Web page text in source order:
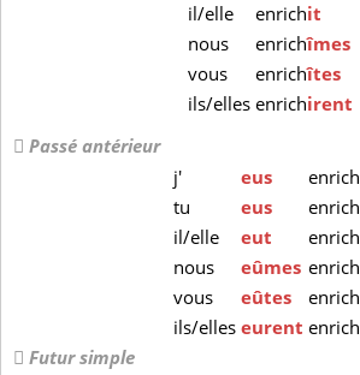
il/elle
enrichit
nous
enrichîmes
vous
enrichîtes
ils/elles enrichirent
Passé antérieur
j'
eus enrich
tu
eus enrich
il/elle
eut enrich
nous
eûmes enrich
vous
eûtes enrich
ils/elleseurent enrich
Futur simple